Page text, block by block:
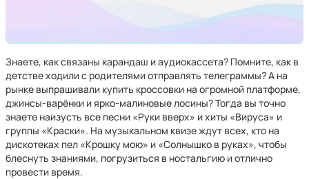
Знаете, как связаны карандаш и аудиокассета? Помните, как в
детстве ходили с родителями отправлять телеграммы? А на
рынке выпрашивали купить кроссовки на огромной платформе,
джинсы-варёнки и ярко-малиновые лосины? Тогда вы точно
знаете наизусть все песни «Руки вверх» и хиты «Вируса» и
группы «Краски». На музыкальном квизе ждут всех, кто на
дискотеках пел «Крошку мою» и «Солнышко в руках», чтобы
блеснуть знаниями, погрузиться в ностальгию и отлично
провести время.